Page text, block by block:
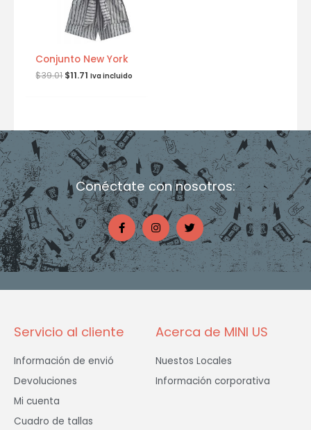
Conjunto New York
$39.01 $11.71 Iva incluido
Conéctate con nosotros:
F
a
c
e
b
o
o
I
n
s
t
a
g
r
T
w
i
t
t
e
Servicio al cliente
Información de envió
Devoluciones
Mi cuenta
Cuadro de tallas
Acerca de MINI US
Nuestos Locales
Información corporativa